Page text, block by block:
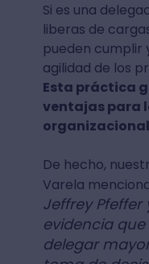
Si es una
liberas de
pueden cumplir
agilidad de los
Esta práctica
ventajas para
De hecho,
Varela
Jeffrey Pfeffer
evidencia
delegar